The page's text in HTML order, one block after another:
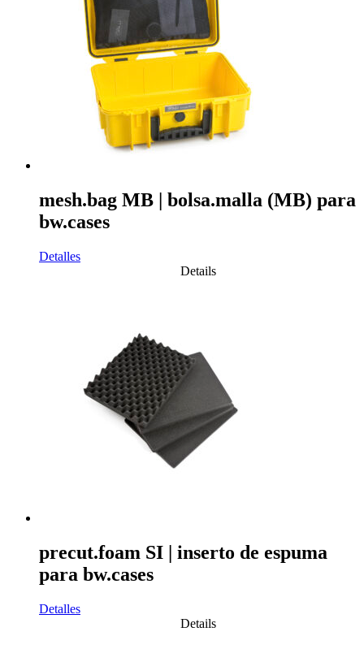
mesh.bag MB | bolsa.malla (MB) para
bw.cases
Detalles
Details
precut.foam SI | inserto de espuma
para bw.cases
Detalles
Details